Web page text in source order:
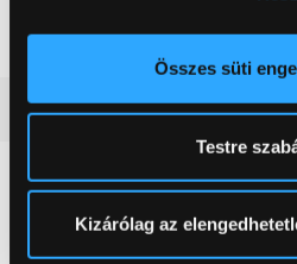
elhelyezkedéséről pár
Az Ön készülékén
módjairól és adja meg
pontban. Bármikor
Sütinyilatkozathoz való
Összes süti
Testre
Kizárólag az
Vásárlói vélemények(0)
0